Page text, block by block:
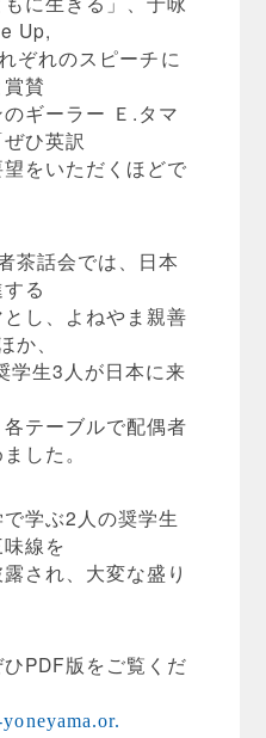
Up,
ぞれのスピーチに
賛
ギーラー Ｅ.タマ
ひ英訳
をいただくほどで
茶話会では、 日本
る
し、 よねやま親善
か、
学生3人が日本に来
各テーブルで配偶者
した。
学ぶ2人の奨学生
味線を
され、大変な盛り
PDF版をご覧くだ